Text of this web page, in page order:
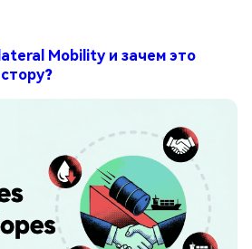
Mobility и зачем это